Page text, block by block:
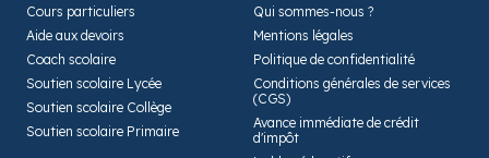
Cours particuliers
Aide aux devoirs
Coach scolaire
Soutien scolaire Lycée
Soutien scolaire Collège
Soutien scolaire Primaire
Qui sommes-nous ?
Mentions légales
Politique de confidentialité
Conditions générales de services
(CGS)
Avance immédiate de crédit
d'impôt